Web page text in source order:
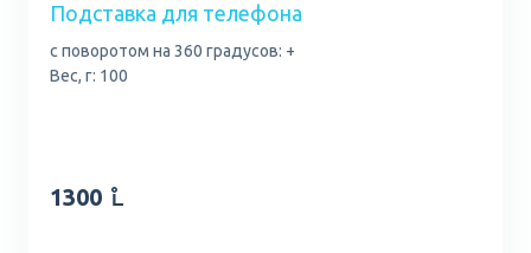
Подставка для телефона
с поворотом на 360 градусов: +
Вес, г: 100
1300